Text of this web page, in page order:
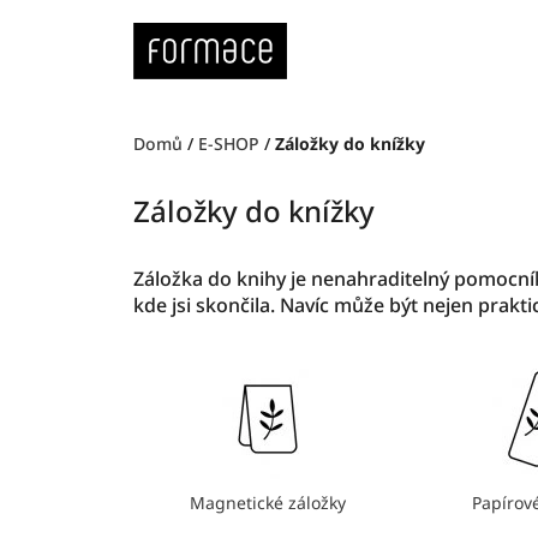
Domů / E-SHOP / Záložky do knížky
Záložky do knížky
Záložka do knihy je nenahraditelný
kde jsi skončila. Navíc může být nejen
Magnetické záložky